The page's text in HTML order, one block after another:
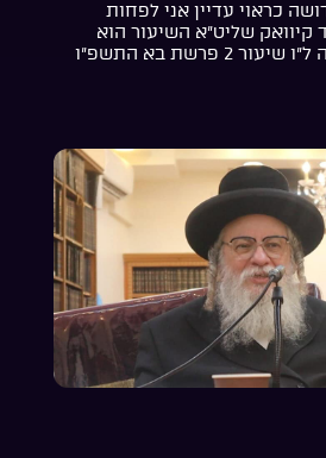
כראוי עדיין אני לפחות
קיוואק שליט”א השיעור הוא
פרשת בא התשפ”ו